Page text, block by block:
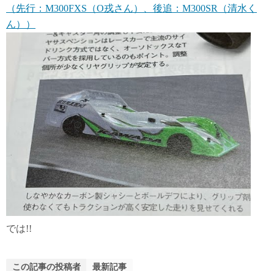
（先行：M300FXS（O戎さん）、後追：M300SR（清水く
ん））
では!!
この記事の投稿者 最新記事